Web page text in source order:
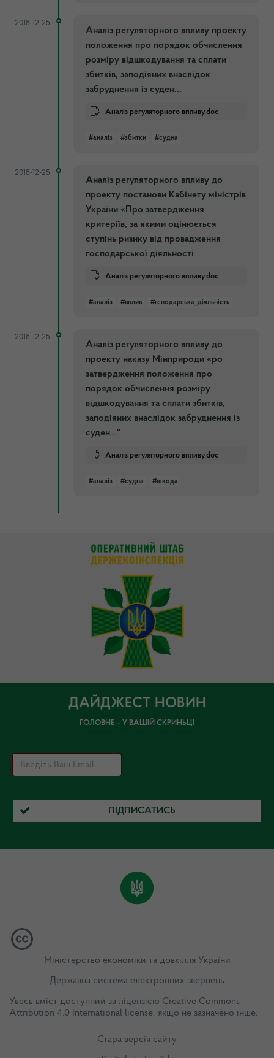
2018-12-25
Аналіз регуляторного впливу проекту
положення про порядок обчислення
розміру відшкодування та сплати
збитків, заподіяних внаслідок
забруднення із суден...
Аналіз регуляторного впливу.doc
#аналіз #збитки #судна
2018-12-25
Аналіз регуляторного впливу до
проекту постанови Кабінету міністрів
України «Про затвердження
критеріїв, за якими оцінюється
ступінь ризику від провадження
господарської діяльності
Аналіз регуляторного впливу.doc
#аналіз #вплив #гсподарська_діяльність
2018-12-25
Аналіз регуляторного впливу до
проекту наказу Мінприроди «ро
затвердження положення про
порядок обчислення розміру
відшкодування та сплати збитків,
заподіяних внаслідок забруднення із
суден..."
Аналіз регуляторного впливу.doc
#аналіз #судна #шкода
ДАЙДЖЕСТ НОВИН
ГОЛОВНЕ – У ВАШІЙ СКРИНЬЦІ
ПІДПИСАТИСЬ
Міністерство економіки та довкілля України
Державна система електронних звернень
Увесь вміст доступний за ліцензією Creative Commons
Attribution 4.0 International license, якщо не зазначено інше.
Стара версія сайту